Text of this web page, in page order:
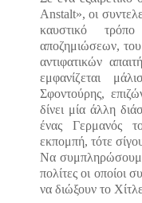
Anstalt», οι
καυστικό
αποζημιώσεων,
αντιφατικών
εμφανίζεται
Σφοντούρης,
δίνει μία άλλη
ένας Γερμανός
εκπομπή, τότε
Να
πολίτες οι οποίοι
να διώξουν το